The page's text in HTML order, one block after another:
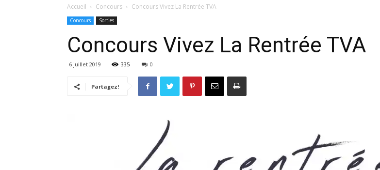
Accueil Concours Concours Vivez La Rentrée TVA
Concours Sorties
Concours Vivez La Rentrée TVA
6 juillet 2019 335 0
Partagez!